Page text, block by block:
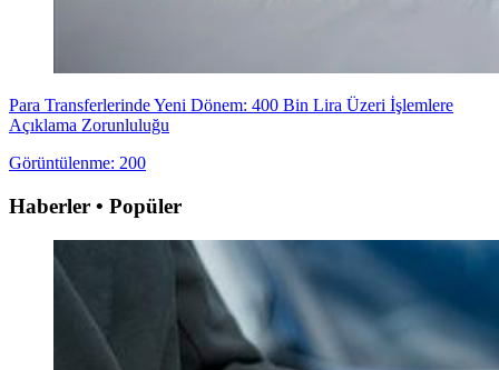
Para Transferlerinde Yeni Dönem: 400 Bin Lira Üzeri İşlemlere
Açıklama Zorunluluğu
Görüntülenme: 200
Haberler • Popüler